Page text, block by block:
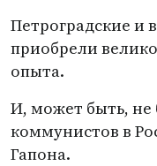
Петроградские и
приобрели
опыта.
И, может быть, не
коммунистов в
Гапона.